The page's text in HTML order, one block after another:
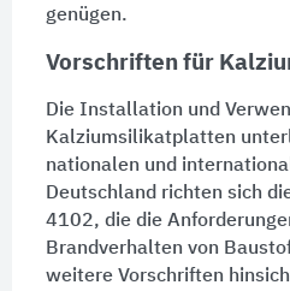
genügen.
Vorschriften für
Die Installation und
Kalziumsilikatplatten
nationalen und
Deutschland richten sich
4102, die die
Brandverhalten von
weitere Vorschriften